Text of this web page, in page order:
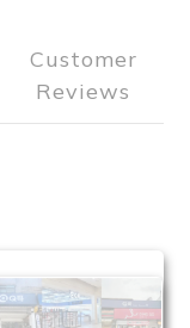
Customer
Reviews